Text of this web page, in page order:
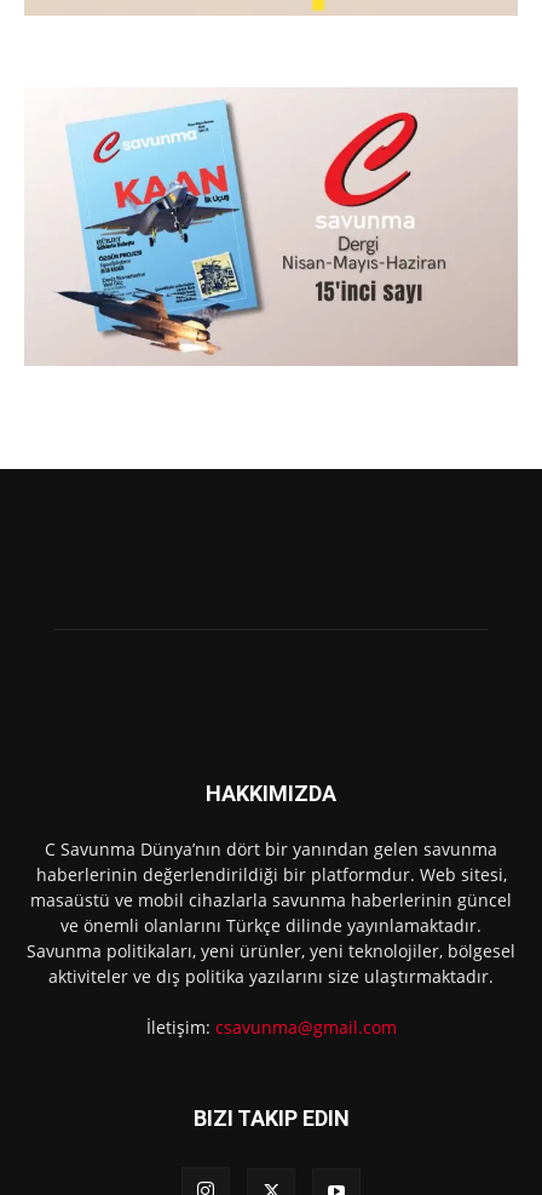
HAKKIMIZDA
C Savunma Dünya’nın dört bir yanından gelen savunma
haberlerinin değerlendirildiği bir platformdur. Web sitesi,
masaüstü ve mobil cihazlarla savunma haberlerinin güncel
ve önemli olanlarını Türkçe dilinde yayınlamaktadır.
Savunma politikaları, yeni ürünler, yeni teknolojiler, bölgesel
aktiviteler ve dış politika yazılarını size ulaştırmaktadır.
İletişim: csavunma@gmail.com
BIZI TAKIP EDIN